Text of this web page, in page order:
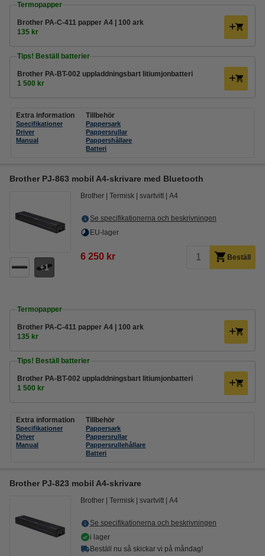
Termopapper
Brother PA-C-411 papper A4 | 100 ark
135 kr
Tips! Beställ batterier
Brother PA-BT-002 uppladdningsbart litiumjonbatteri
1 500 kr
Extra information
Specifikationer
Driver
Manual
Tillbehör
Pappersark
Pappersrullar
Pappershållare
Batteri
Brother PJ-863 mobil A4-skrivare med Bluetooth
1
Brother Termisk svartvitt A4
Se specifikationerna och beskrivningen
EU-lager
6 250 kr Beställ
Termopapper
Brother PA-C-411 papper A4 | 100 ark
135 kr
Tips! Beställ batterier
Brother PA-BT-002 uppladdningsbart litiumjonbatteri
1 500 kr
Extra information
Specifikationer
Driver
Manual
Tillbehör
Pappersark
Pappersrullar
Pappersrullehållare
Batteri
Brother PJ-823 mobil A4-skrivare
Brother Termisk svartvitt A4
Se specifikationerna och beskrivningen
i lager
Beställ nu så skickar vi på måndag!